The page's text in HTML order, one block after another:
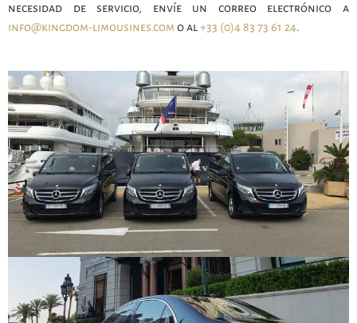
necesidad de servicio, envíe un correo electrónico a
info@kingdom-limousines.com o al +33 (0)4 83 73 61 24.